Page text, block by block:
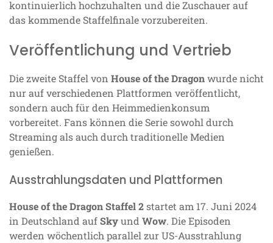
kontinuierlich hochzuhalten und die Zuschauer auf
das kommende Staffelfinale vorzubereiten.
Veröffentlichung und Vertrieb
Die zweite Staffel von House of the Dragonwurde nicht
nur auf verschiedenen Plattformen veröffentlicht,
sondern auch für den Heimmedienkonsum
vorbereitet. Fans können die Serie sowohl durch
Streaming als auch durch traditionelle Medien
genießen.
Ausstrahlungsdaten und Plattformen
House of the Dragon Staffel 2startet am 17. Juni 2024
in Deutschland aufSkyund Wow. Die Episoden
werden wöchentlich parallel zur US-Ausstrahlung